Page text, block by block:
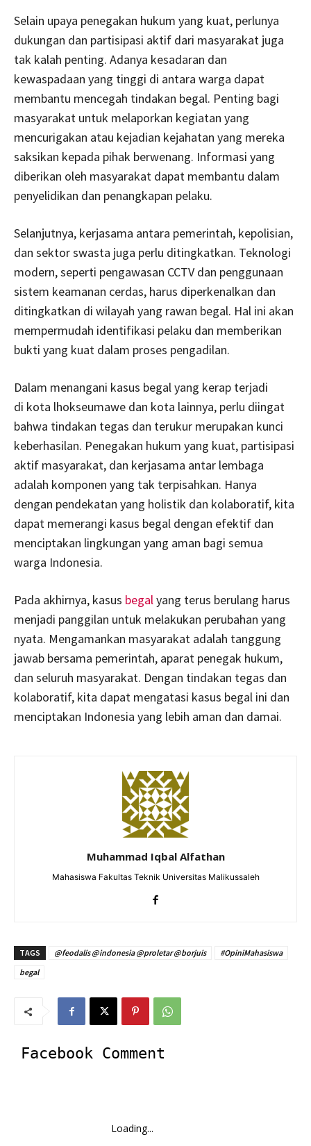
Selain upaya penegakan hukum yang kuat, perlunya
dukungan dan partisipasi aktif dari masyarakat juga
tak kalah penting. Adanya kesadaran dan
kewaspadaan yang tinggi di antara warga dapat
membantu mencegah tindakan begal. Penting bagi
masyarakat untuk melaporkan kegiatan yang
mencurigakan atau kejadian kejahatan yang mereka
saksikan kepada pihak berwenang. Informasi yang
diberikan oleh masyarakat dapat membantu dalam
penyelidikan dan penangkapan pelaku.
Selanjutnya, kerjasama antara pemerintah, kepolisian,
dan sektor swasta juga perlu ditingkatkan. Teknologi
modern, seperti pengawasan CCTV dan penggunaan
sistem keamanan cerdas, harus diperkenalkan dan
ditingkatkan di wilayah yang rawan begal. Hal ini akan
mempermudah identifikasi pelaku dan memberikan
bukti yang kuat dalam proses pengadilan.
Dalam menangani kasus begal yang kerap terjadi
di kota lhokseumawe dan kota lainnya, perlu diingat
bahwa tindakan tegas dan terukur merupakan kunci
keberhasilan. Penegakan hukum yang kuat, partisipasi
aktif masyarakat, dan kerjasama antar lembaga
adalah komponen yang tak terpisahkan. Hanya
dengan pendekatan yang holistik dan kolaboratif, kita
dapat memerangi kasus begal dengan efektif dan
menciptakan lingkungan yang aman bagi semua
warga Indonesia.
Pada akhirnya, kasus begalyang terus berulang harus
menjadi panggilan untuk melakukan perubahan yang
nyata. Mengamankan masyarakat adalah tanggung
jawab bersama pemerintah, aparat penegak hukum,
dan seluruh masyarakat. Dengan tindakan tegas dan
kolaboratif, kita dapat mengatasi kasus begal ini dan
menciptakan Indonesia yang lebih aman dan damai.
Muhammad Iqbal Alfathan
Mahasiswa Fakultas Teknik Universitas Malikussaleh
TAGS @feodalis @indonesia @proletar @borjuis
#OpiniMahasiswa
begal
Facebook Comment
Loading...